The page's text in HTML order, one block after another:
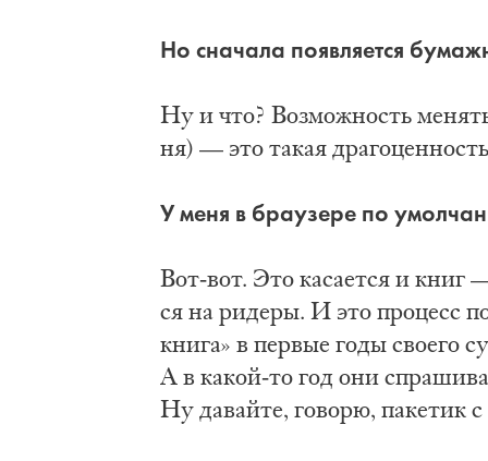
Но сна­ча­ла по­яв­ля­ет­ся
Ну и что? Воз­мож­ность
ня) — это та­кая
У ме­ня в бра­у­зе­ре по
Вот-вот. Это ка­са­ет­ся и книг
ся на ри­де­ры. И это про­цесс
кни­га» в пер­вые го­ды сво­е­го
А в ка­кой-то год они
Ну да­вай­те, го­во­рю, па­ке­тик